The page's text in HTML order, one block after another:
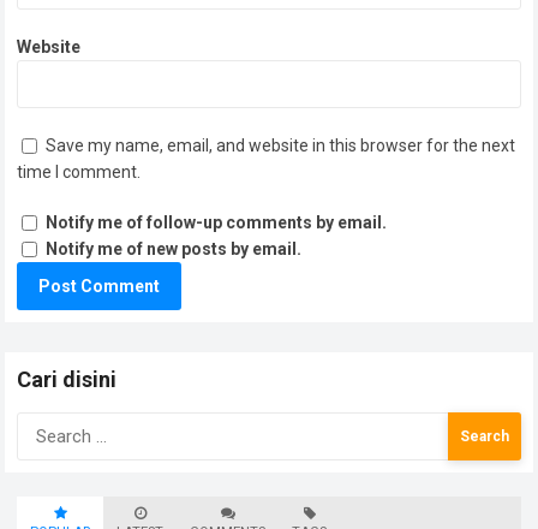
Website
Save my name, email, and website in this browser for the next
time I comment.
Notify me of follow-up comments by email.
Notify me of new posts by email.
Cari disini
Search
for: